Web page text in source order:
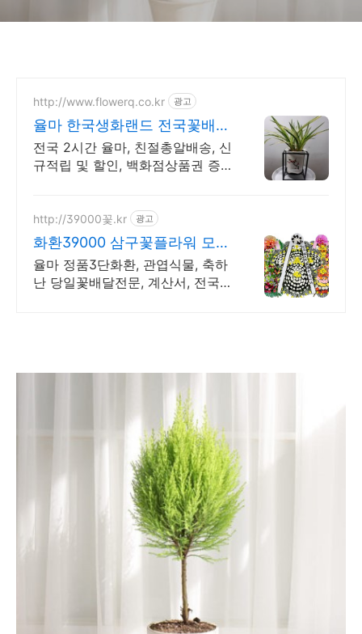
http://www.flowerq.co.kr 광고
율마 한국생화랜드 전국꽃배달
총알배송
전국 2시간 율마, 친절총알배송, 신
규적립 및 할인, 백화점상품권 증
http://39000꽃.kr 광고
화환39000 삼구꽃플라워 모든
꽃상품 20% 할인가!
율마 정품3단화환, 관엽식물, 축하
난 당일꽃배달전문, 계산서, 전국